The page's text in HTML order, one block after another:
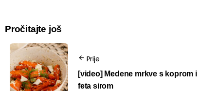
Pročitajte još
Prije
[video] Medene mrkve s koprom i
feta sirom